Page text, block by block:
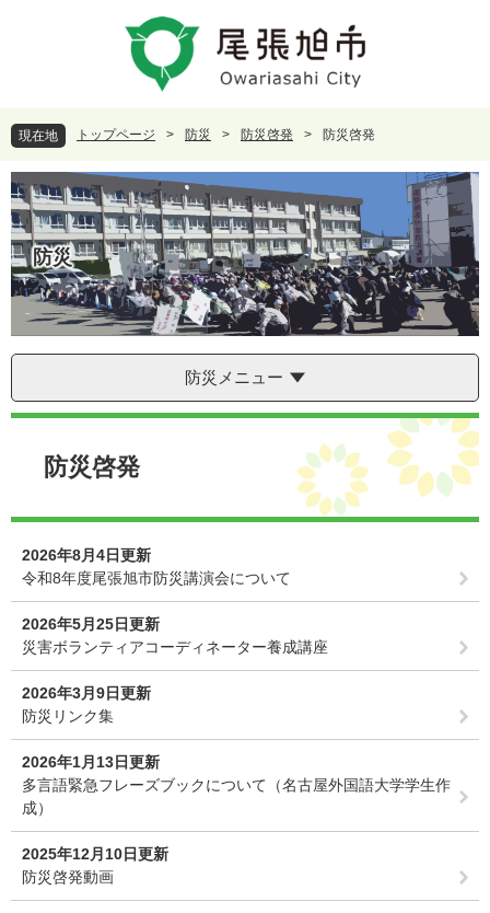
頭
で
す
。
飛
ば
し
て
本
文
へ
現在地 トップページ > 防災 > 防災啓発 > 防災啓発
防災
防災メニュー
本
防災啓発
2026年8月4日更新
令和8年度尾張旭市防災講演会について
2026年5月25日更新
災害ボランティアコーディネーター養成講座
2026年3月9日更新
防災リンク集
2026年1月13日更新
多言語緊急フレーズブックについて（名古屋外国語大学学生作
成）
2025年12月10日更新
防災啓発動画